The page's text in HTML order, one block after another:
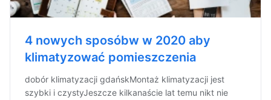
4 nowych sposóbw w 2020 aby
klimatyzować pomieszczenia
dobór klimatyzacji gdańskMontaż klimatyzacji jest
szybki i czystyJeszcze kilkanaście lat temu nikt nie